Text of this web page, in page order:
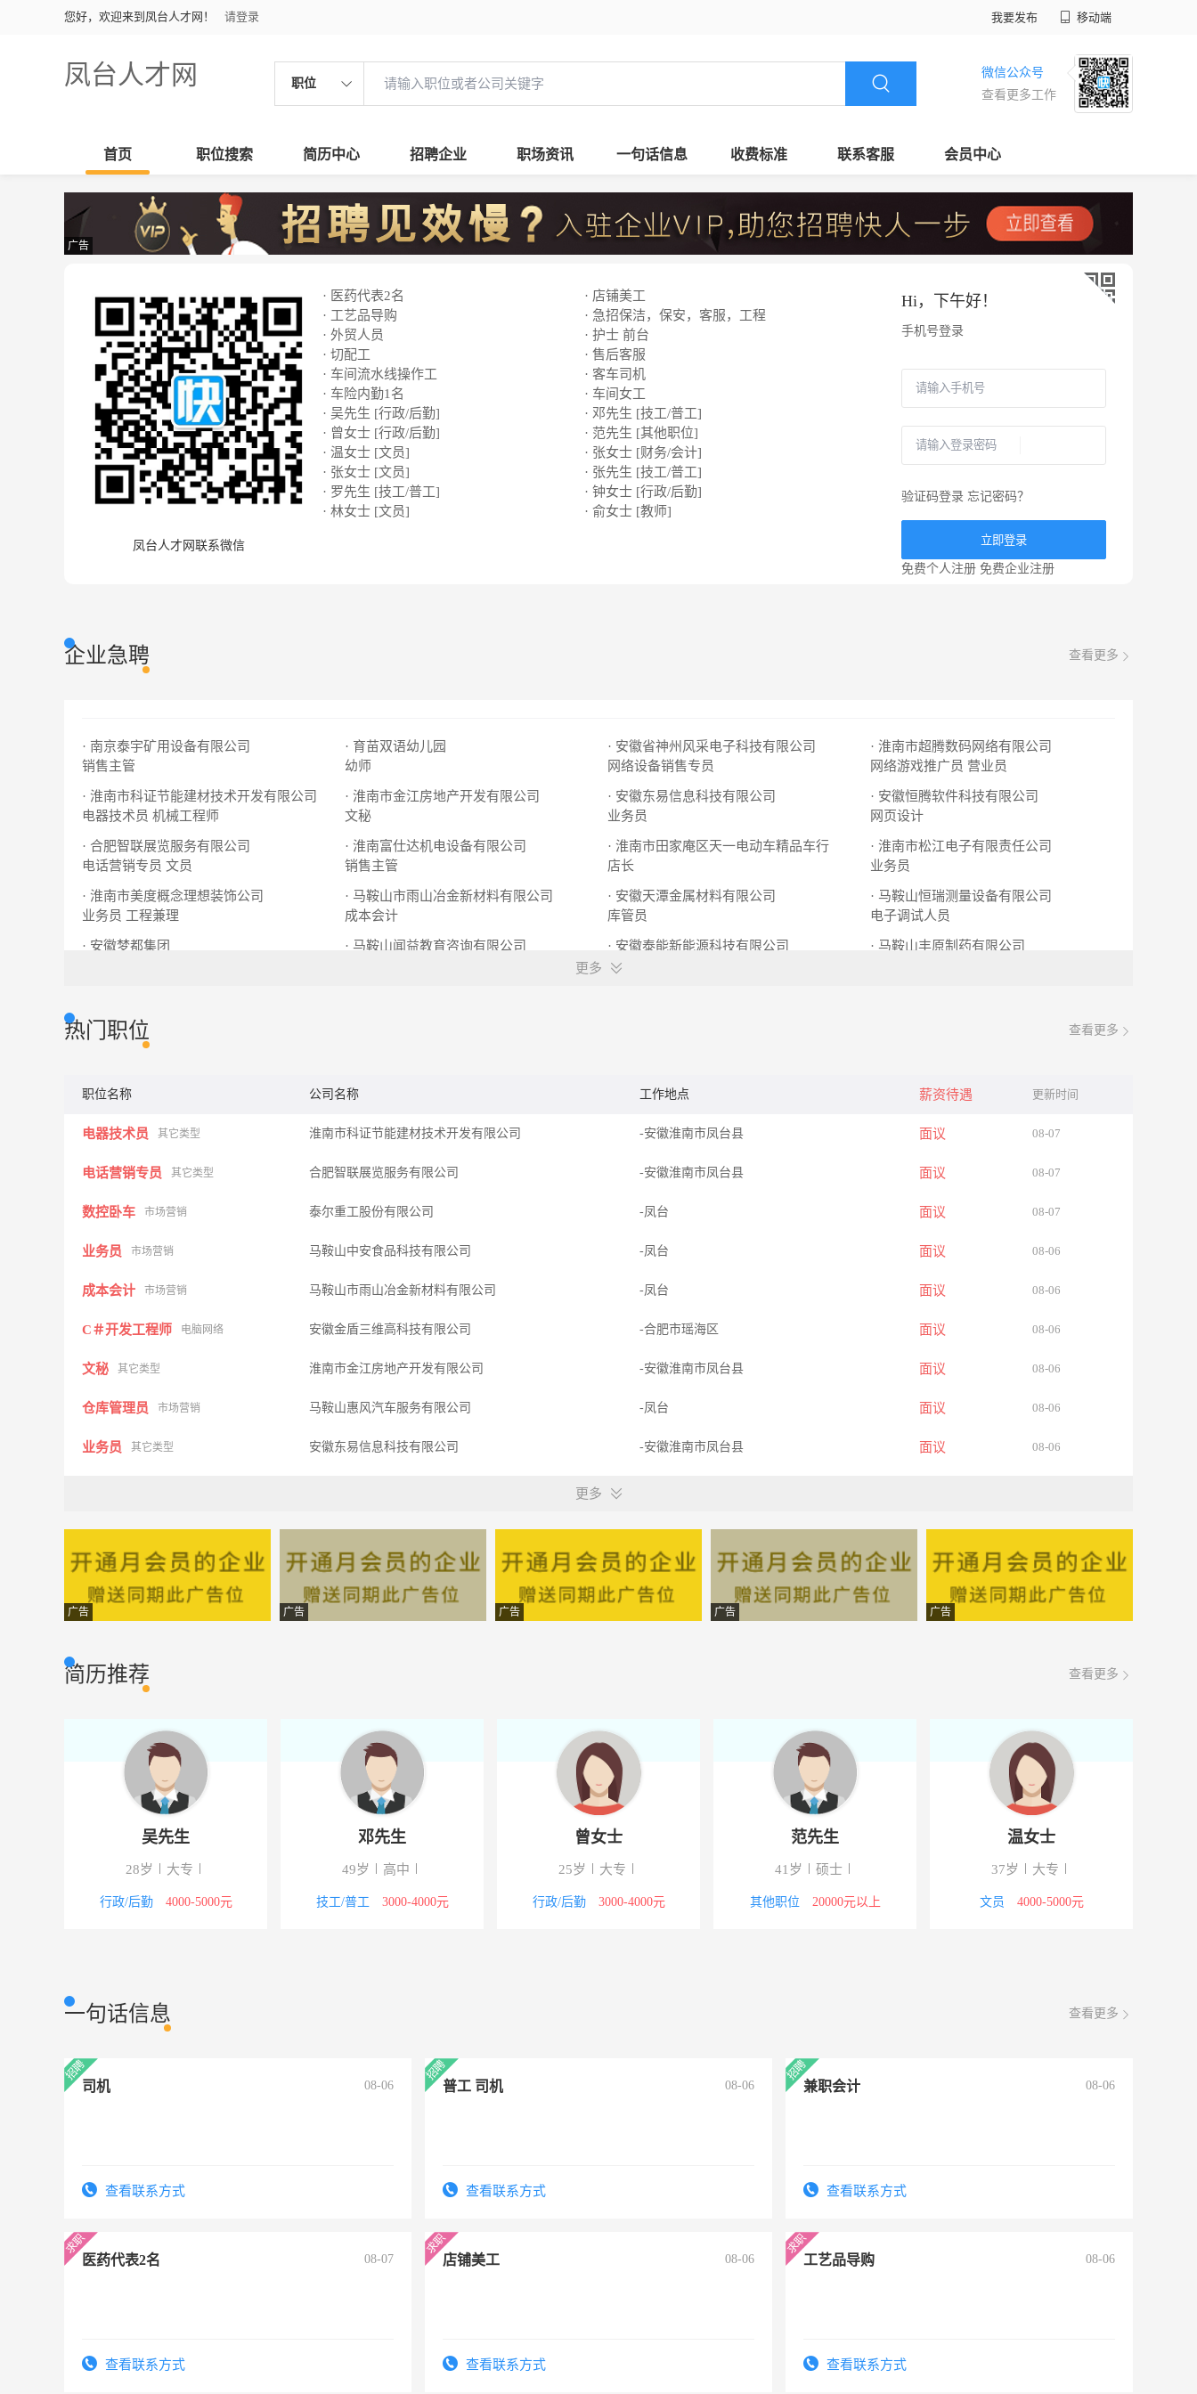
您好，欢迎来到凤台人才网！ 请登录 我要发布 移动端
凤台人才网 职位
微信公众号
查看更多工作
首页 职位搜索 简历中心 招聘企业 职场资讯 一句话信息 收费标准 联系客服 会员中心
广告
凤台人才网联系微信
· 医药代表2名
· 店铺美工
· 工艺品导购
· 急招保洁，保安，客服，工程
· 外贸人员
· 护士 前台
· 切配工
· 售后客服
· 车间流水线操作工
· 客车司机
· 车险内勤1名
· 车间女工
· 吴先生 [行政/后勤]
· 邓先生 [技工/普工]
· 曾女士 [行政/后勤]
· 范先生 [其他职位]
· 温女士 [文员]
· 张女士 [财务/会计]
· 张女士 [文员]
· 张先生 [技工/普工]
· 罗先生 [技工/普工]
· 钟女士 [行政/后勤]
· 林女士 [文员]
· 俞女士 [教师]
Hi， 下午好！
手机号登录
验证码登录 忘记密码？
立即登录
免费个人注册 免费企业注册
企业急聘 查看更多
· 南京泰宇矿用设备有限公司
销售主管
· 育苗双语幼儿园
幼师
· 安徽省神州风采电子科技有限公司
网络设备销售专员
· 淮南市超腾数码网络有限公司
网络游戏推广员 营业员
· 淮南市科证节能建材技术开发有限公司
电器技术员 机械工程师
· 淮南市金江房地产开发有限公司
文秘
· 安徽东易信息科技有限公司
业务员
· 安徽恒腾软件科技有限公司
网页设计
· 合肥智联展览服务有限公司
电话营销专员 文员
· 淮南富仕达机电设备有限公司
销售主管
· 淮南市田家庵区天一电动车精品车行
店长
· 淮南市松江电子有限责任公司
业务员
· 淮南市美度概念理想装饰公司
业务员 工程兼理
· 马鞍山市雨山冶金新材料有限公司
成本会计
· 安徽天潭金属材料有限公司
库管员
· 马鞍山恒瑞测量设备有限公司
电子调试人员
· 安徽梦都集团
· 马鞍山闻益教育咨询有限公司
· 安徽泰能新能源科技有限公司
体系工程师
· 马鞍山丰原制药有限公司
更多
热门职位 查看更多
职位名称 公司名称 工作地点 薪资待遇 更新时间
电器技术员 其它类型 淮南市科证节能建材技术开发有限公司 -安徽淮南市凤台县 面议 08-07
电话营销专员 其它类型 合肥智联展览服务有限公司 -安徽淮南市凤台县 面议 08-07
数控卧车 市场营销 泰尔重工股份有限公司 -凤台 面议 08-07
业务员 市场营销 马鞍山中安食品科技有限公司 -凤台 面议 08-06
成本会计 市场营销 马鞍山市雨山冶金新材料有限公司 -凤台 面议 08-06
C＃开发工程师 电脑网络 安徽金盾三维高科技有限公司 -合肥市瑶海区 面议 08-06
文秘 其它类型 淮南市金江房地产开发有限公司 -安徽淮南市凤台县 面议 08-06
仓库管理员 市场营销 马鞍山惠风汽车服务有限公司 -凤台 面议 08-06
业务员 其它类型 安徽东易信息科技有限公司 -安徽淮南市凤台县 面议 08-06
乐高机器人教师 市场营销 马鞍山市乐群教育咨询有限公司 -凤台 面议 08-06
网络游戏推广员 其它类型 淮南市超腾数码网络有限公司 -安徽淮南市凤台县 面议 08-06
税务师、注册会计师
销售主管 其它类型 淮南富仕达机电设备有限公司 -安徽淮南市凤台县 08-06
其它类型 淮南市美度概念理想装饰公司 08-06
其它类型 育苗双语幼儿园 08-06
电子调试人员 市场营销 马鞍山恒瑞测量设备有限公司 08-06
更多
广告 广告 广告 广告 广告
简历推荐 查看更多
吴先生
28岁 大专
行政/后勤 4000-5000元
邓先生
49岁 高中
技工/普工 3000-4000元
曾女士
25岁 大专
行政/后勤 3000-4000元
范先生
41岁 硕士
其他职位 20000元以上
温女士
37岁 大专
文员 4000-5000元
一句话信息 查看更多
司机 08-06
查看联系方式
普工 司机 08-06
查看联系方式
兼职会计 08-06
查看联系方式
医药代表2名 08-07
查看联系方式
店铺美工 08-06
查看联系方式
工艺品导购 08-06
查看联系方式